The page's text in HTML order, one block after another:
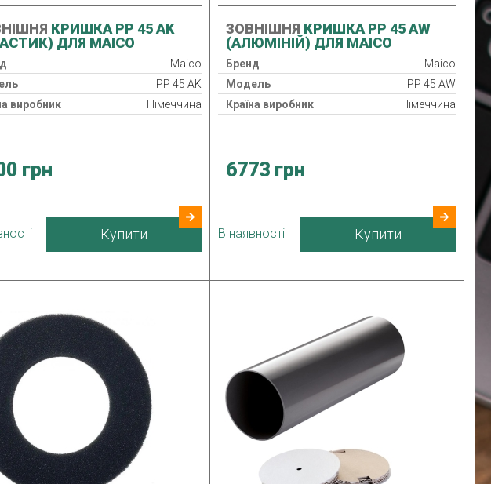
КРИШКА PP 45 AK
ДЛЯ MAICO
Maico
PP 45 AK
виробник
Німеччина
грн
Купити
ЗОВНІШНЯ КРИШКА PP 45 AW
(АЛЮМІНІЙ) ДЛЯ MAICO
Бренд
Maico
Модель
PP 45 AW
Країна виробник
Німеччина
6773 грн
В наявності Купити